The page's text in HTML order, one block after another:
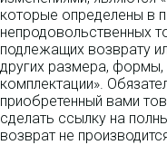
которые определены в
непродовольственных
подлежащих возврату
других размера, формы,
комплектации».
приобретенный вами
сделать ссылку на
возврат не